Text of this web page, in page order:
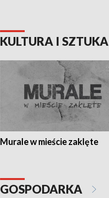
KULTURA I SZTUKA
Murale w mieście zaklęte
GOSPODARKA